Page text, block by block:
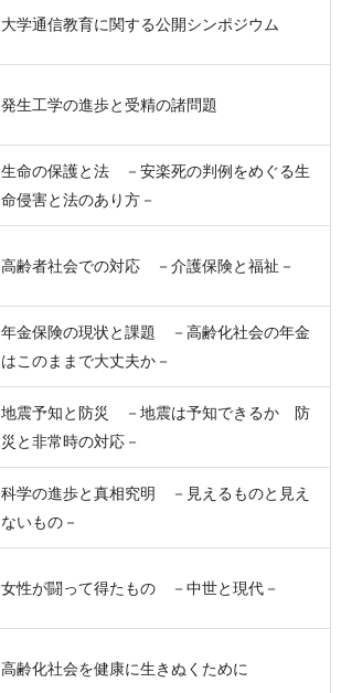
大学通信教育に関する公開シンポジウム
発生工学の進歩と受精の諸問題
生命の保護と法 －安楽死の判例をめぐる生
命侵害と法のあり方－
高齢者社会での対応 －介護保険と福祉－
年金保険の現状と課題 －高齢化社会の年金
はこのままで大丈夫か－
地震予知と防災 －地震は予知できるか 防
災と非常時の対応－
科学の進歩と真相究明 －見えるものと見え
ないもの－
女性が闘って得たもの －中世と現代－
高齢化社会を健康に生きぬくために